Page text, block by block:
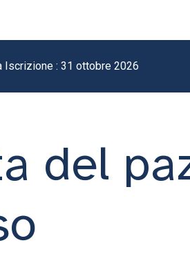
Iscrizione : 31 ottobre 2026
del